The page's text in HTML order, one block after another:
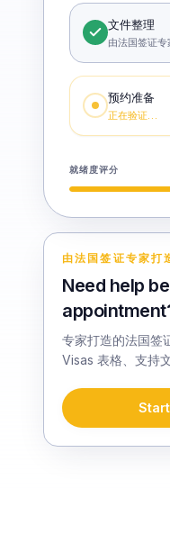
文件整理
由法国签证专
预约准备
正在验证…
就绪度评分
由法国签证专家打
Need help
专家打造的法国签
Visas 表格、支持